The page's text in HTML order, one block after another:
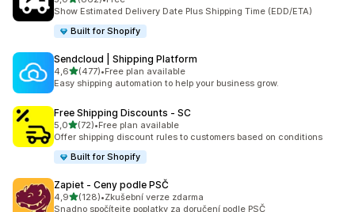
Celkový počet recenzí: 862
Show Estimated Delivery Date Plus Shipping Time (EDD/ETA)
Built for Shopify
Sendcloud | Shipping Platform
4,6z 5 hvězd
(477)
Celkový počet recenzí: 477
•Free plan available
Easy shipping automation to help your business grow.
Free Shipping Discounts ‑ SC
5,0z 5 hvězd
(72)
Celkový počet recenzí: 72
•Free plan available
Offer shipping discount rules to customers based on conditions
Built for Shopify
Zapiet ‑ Ceny podle PSČ
4,9z 5 hvězd
(128)
Celkový počet recenzí: 128
•Zkušební verze zdarma
Snadno spočítejte poplatky za doručení podle PSČ